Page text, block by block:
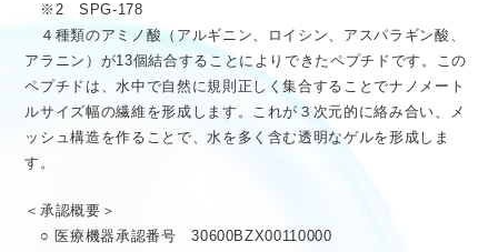
※2 SPG-178
４種類のアミノ酸（アルギニン、ロイシン、アスパラギン酸、
アラニン）が13個結合することによりできたペプチドです。この
ペプチドは、水中で自然に規則正しく集合することでナノメート
ルサイズ幅の繊維を形成します。これが３次元的に絡み合い、メ
ッシュ構造を作ることで、水を多く含む透明なゲルを形成しま
す。
＜承認概要＞
○ 医療機器承認番号 30600BZX00110000